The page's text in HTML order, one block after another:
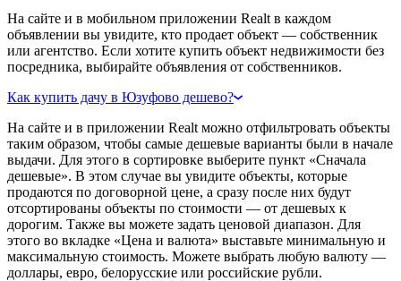
На сайте и в мобильном приложении Realt в каждом
объявлении вы увидите, кто продает объект — собственник
или агентство. Если хотите купить объект недвижимости без
посредника, выбирайте объявления от собственников.
Как купить дачу в Юзуфово дешево?
На сайте и в приложении Realt можно отфильтровать объекты
таким образом, чтобы самые дешевые варианты были в начале
выдачи. Для этого в сортировке выберите пункт «Сначала
дешевые». В этом случае вы увидите объекты, которые
продаются по договорной цене, а сразу после них будут
отсортированы объекты по стоимости — от дешевых к
дорогим. Также вы можете задать ценовой диапазон. Для
этого во вкладке «Цена и валюта» выставьте минимальную и
максимальную стоимость. Можете выбрать любую валюту —
доллары, евро, белорусские или российские рубли.